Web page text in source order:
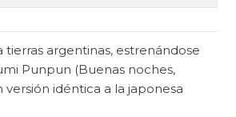
argentinas, estrenándose
Punpun (Buenas noches,
idéntica a la japonesa